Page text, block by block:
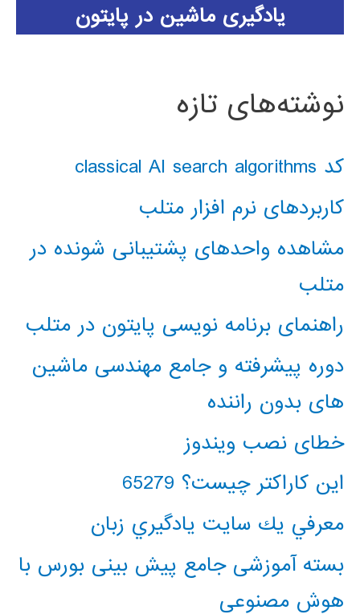
یادگیری ماشین در پایتون
نوشته‌های تازه
کد classical AI search algorithms
کاربردهای نرم افزار متلب
مشاهده واحدهای پشتیبانی شونده در
متلب
راهنمای برنامه نویسی پایتون در متلب
دوره پیشرفته و جامع مهندسی ماشین
های بدون راننده
خطای نصب ویندوز
این کاراکتر چیست؟ 65279
معرفي يك سايت يادگيري زبان
بسته آموزشی جامع پیش بینی بورس با
هوش مصنوعی